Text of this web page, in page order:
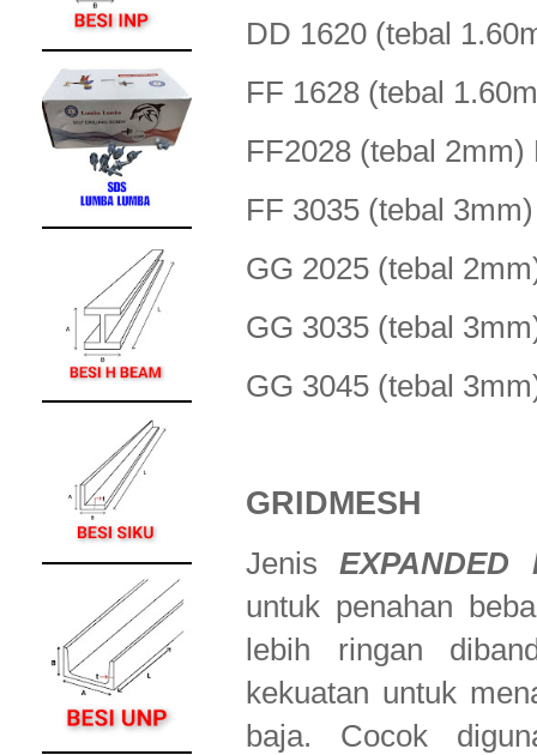
DD 1620 (tebal
FF 1628 (tebal
FF2028 (tebal
FF 3035 (tebal
GG 2025 (tebal
GG 3035 (tebal
GG 3045 (tebal
GRIDMESH
JenisEXPANDED
untuk penahan
lebih ringan
kekuatan untuk
baja. Cocok